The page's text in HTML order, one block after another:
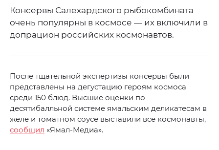
Консервы Салехардского рыбокомбината
очень популярны в космосе — их включили в
допрацион российских космонавтов.
После тщательной экспертизы консервы были
представлены на дегустацию героям космоса
среди 150 блюд. Высшие оценки по
десятибалльной системе ямальским деликатесам в
желе и томатном соусе выставили все космонавты,
сообщил «Ямал-Медиа».